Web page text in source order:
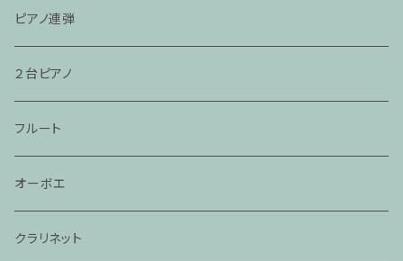
ピアノ連弾
２台ピアノ
フルート
オーボエ
クラリネット